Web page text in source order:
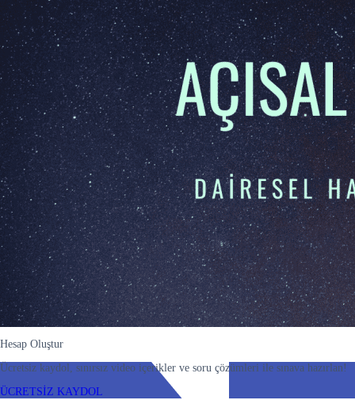
Hesap Oluştur
Ücretsiz kaydol, sınırsız video içerikler ve soru çözümleri ile sınava hazırlan!
ÜCRETSİZ KAYDOL